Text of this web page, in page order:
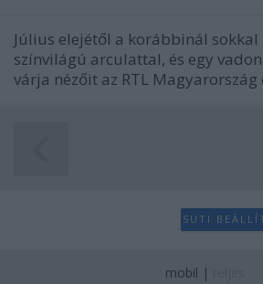
Július elejétől a korábbinál sokkal
színvilágú arculattal, és egy
várja nézőit az RTL Magyarország
SÜTI
mobil |